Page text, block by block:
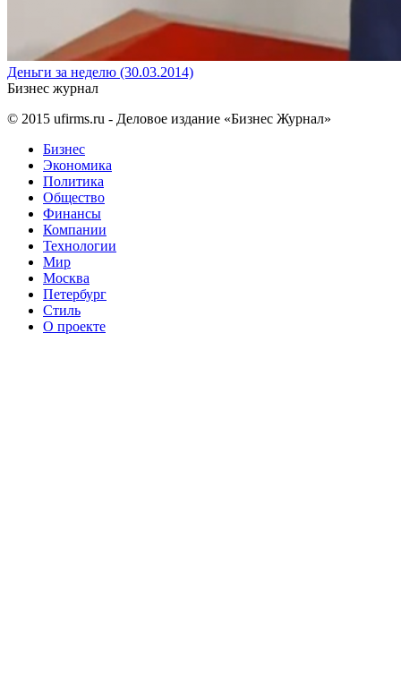
Деньги за неделю (30.03.2014)
Бизнес журнал
© 2015 ufirms.ru - Деловое издание «Бизнес Журнал»
Бизнес
Экономика
Политика
Общество
Финансы
Компании
Технологии
Мир
Москва
Петербург
Стиль
О проекте